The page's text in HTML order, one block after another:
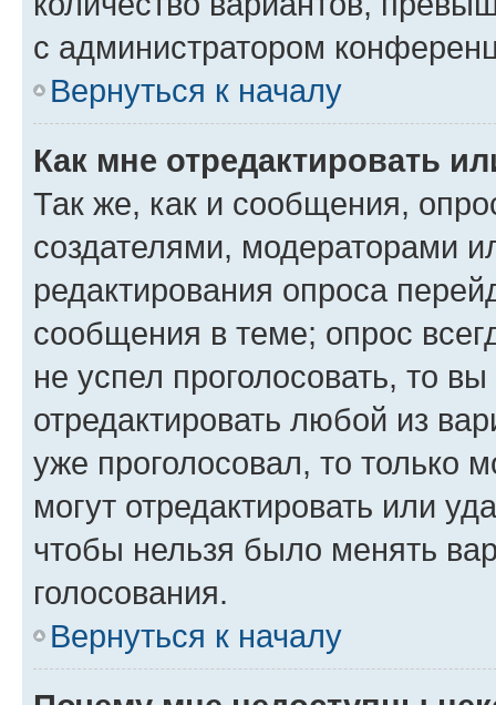
с администратором
Вернуться к началу
Как мне отредактировать
Так же, как и сообщения,
создателями, модераторами
редактирования опроса
сообщения в теме; опрос
не успел проголосовать, то
отредактировать любой из
уже проголосовал, то только
могут отредактировать или
чтобы нельзя было менять
голосования.
Вернуться к началу